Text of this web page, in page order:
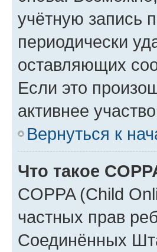
учётную запись
периодически
оставляющих
Если это
активнее
Вернуться к
Что такое
COPPA (Child
частных прав
Соединённых